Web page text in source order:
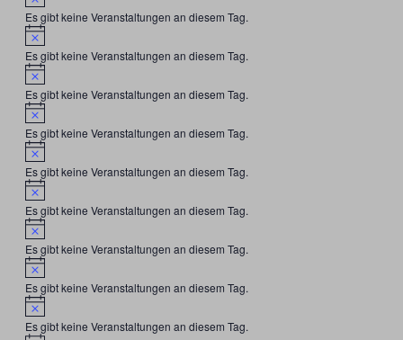
Es gibt keine Veranstaltungen an diesem Tag.
Hinweis
Es gibt keine Veranstaltungen an diesem Tag.
Hinweis
Es gibt keine Veranstaltungen an diesem Tag.
Hinweis
Es gibt keine Veranstaltungen an diesem Tag.
Hinweis
Es gibt keine Veranstaltungen an diesem Tag.
Hinweis
Es gibt keine Veranstaltungen an diesem Tag.
Hinweis
Es gibt keine Veranstaltungen an diesem Tag.
Hinweis
Es gibt keine Veranstaltungen an diesem Tag.
Hinweis
Es gibt keine Veranstaltungen an diesem Tag.